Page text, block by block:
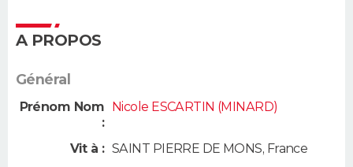
A PROPOS
Général
Prénom Nom
:
Nicole ESCARTIN (MINARD)
Vit à : SAINT PIERRE DE MONS, France